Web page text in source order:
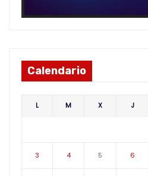
Calendario
L M X J
3 4 5 6